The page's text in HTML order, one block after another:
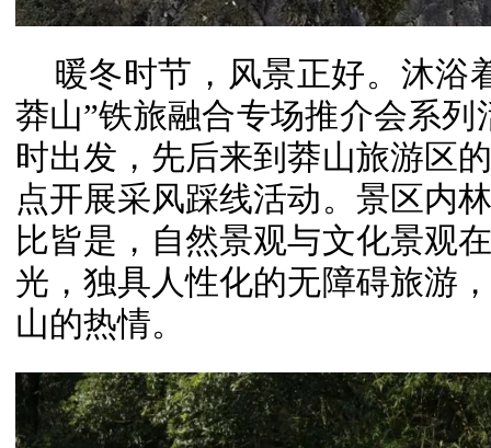
暖冬时节，风景正好。沐浴
莽山”铁旅融合专场推介会系
时出发，先后来到莽山旅游区
点开展采风踩线活动。景区内
比皆是，自然景观与文化景观
光，独具人性化的无障碍旅游
山的热情。